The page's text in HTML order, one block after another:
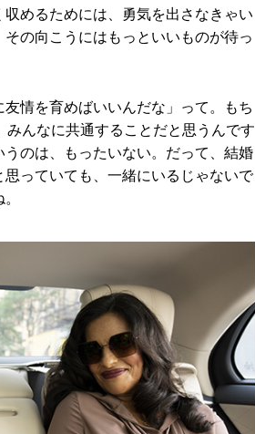
めるためには、勇気を出さなきゃい
の向こうにはもっといいものが待っ
情を育めばいいんだな」って。もち
んなに共通することだと思うんです
のは、もったいない。だって、結婚
っていても、一緒にいるじゃないで